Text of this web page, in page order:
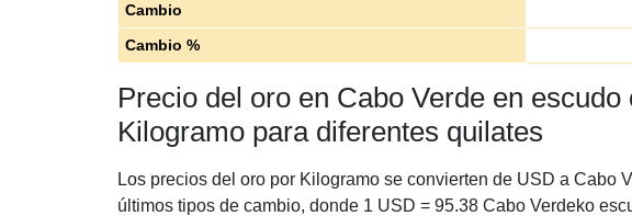
Cambio
Cambio %
Precio del oro en Cabo Verde en
Kilogramo para diferentes quilates
Los precios del oro por Kilogramo se convierten de USD a Cabo
últimos tipos de cambio, donde 1 USD = 95.38 Cabo Verdeko